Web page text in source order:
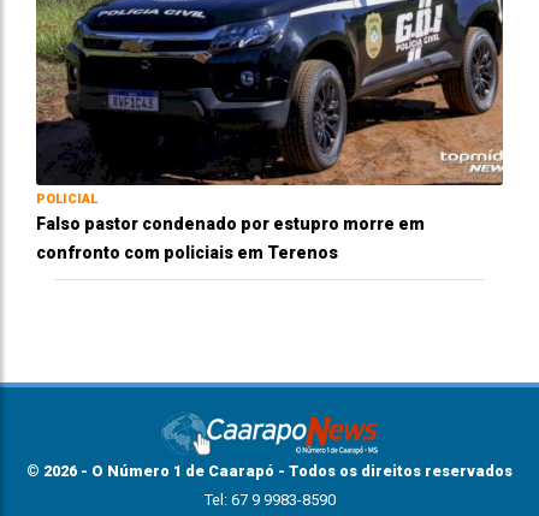
POLICIAL
Falso pastor condenado por estupro morre em
confronto com policiais em Terenos
© 2026 - O Número 1 de Caarapó - Todos os direitos reservados
Tel: 67 9 9983-8590